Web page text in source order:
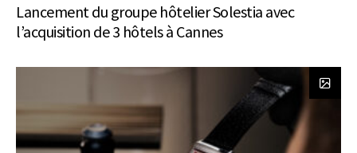
Lancement du groupe hôtelier Solestia avec
l’acquisition de 3 hôtels à Cannes